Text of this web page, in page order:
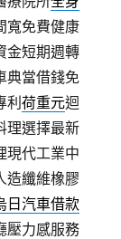
寬免費健康
金短期週轉
典當借錢免
利荷重元迴
理選擇最新
現代工業中
造纖維橡膠
日汽車借款
壓力感服務